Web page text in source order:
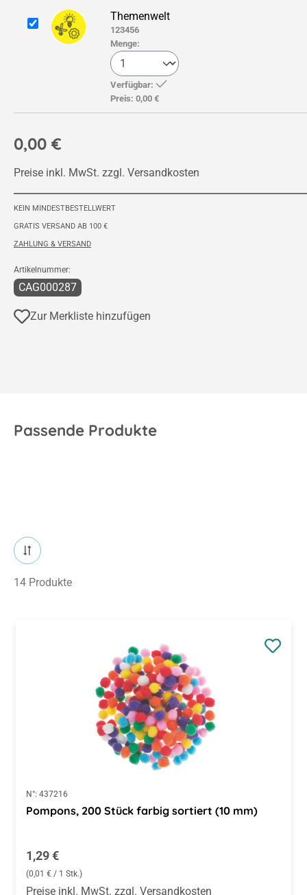
0,00 €
Preise inkl. MwSt. zzgl. Versandkosten
Themenwelt
123456
Menge:
Verfügbar:
Preis: 0,00 €
KEIN MINDESTBESTELLWERT
GRATIS VERSAND AB 100 €
ZAHLUNG & VERSAND
Artikelnummer:
CAG000287
Zur Merkliste hinzufügen
Passende Produkte
14 Produkte
N°: 437216
Pompons, 200 Stück farbig sortiert (10 mm)
Regulärer Preis:
1,29 €
(0,01 € / 1 Stk.)
Preise inkl. MwSt. zzgl. Versandkosten